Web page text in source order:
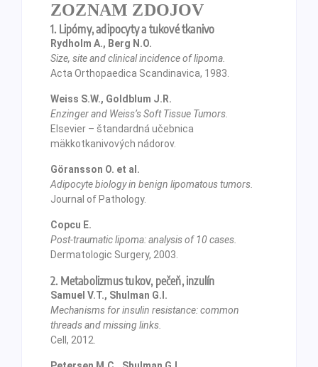
ZOZNAM ZDOJOV
1. Lipómy, adipocyty a tukové tkanivo
Rydholm A., Berg N.O.
Size, site and clinical incidence of lipoma.
Acta Orthopaedica Scandinavica, 1983.
Weiss S.W., Goldblum J.R.
Enzinger and Weiss’s Soft Tissue Tumors.
Elsevier – štandardná učebnica
mäkkotkanivových nádorov.
Göransson O. et al.
Adipocyte biology in benign lipomatous tumors.
Journal of Pathology.
Copcu E.
Post-traumatic lipoma: analysis of 10 cases.
Dermatologic Surgery, 2003.
2. Metabolizmus tukov, pečeň, inzulín
Samuel V.T., Shulman G.I.
Mechanisms for insulin resistance: common
threads and missing links.
Cell, 2012.